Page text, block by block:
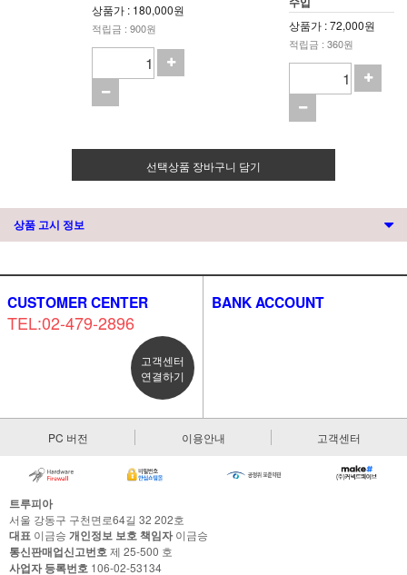
상품가 : 180,000원
적립금 : 900원 상품가 : 72,000원
적립금 : 360원
선택상품 장바구니 담기
상품 고시 정보
CUSTOMER CENTER
TEL:02-479-2896
고객센터
연결하기
BANK ACCOUNT
PC 버전 이용안내 고객센터
트루피아
서울 강동구 구천면로64길 32 202호
대표 이금승 개인정보 보호 책임자이금승
통신판매업신고번호제 25-500 호
사업자 등록번호 106-02-53134